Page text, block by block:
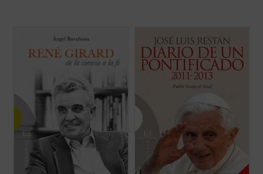
¿Por qué un libro sobre René Girard? ¿En
¿Por qué la teología se siente interpelada e
incómoda por su teoría? ¿Por qué algunos
le llaman el «Darwin de la cultura», otros el
La Iglesia, dijo a los seminaristas de Roma,
es el árbol de Dios, y por eso no hay motivo
para que nos dejemos impresionar por los
truenos de dentro o de fuera. Y aunque el
vendaval arranque las ramas secas y
otras parezcan a punto de morir, el ...